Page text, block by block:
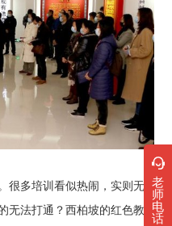
很多培训看似热闹，实则无
无法打通？西柏坡的红色教
老
师
电
话